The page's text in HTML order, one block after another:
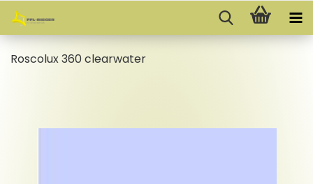
Ros­co­lux 360 cle­ar­wa­ter